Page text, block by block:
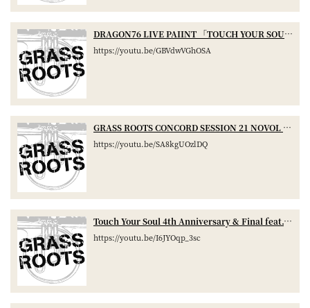
DRAGON76 LIVE PAIINT 「TOUCH YOUR SOUL」
https://youtu.be/GBVdwVGhOSA
GRASS ROOTS CONCORD SESSION 21 NOVOL × MURO
https://youtu.be/SA8kgUOzlDQ
Touch Your Soul 4th Anniversary & Final feat.YOKOHAMA BREWERY
https://youtu.be/I6JYOqp_3sc